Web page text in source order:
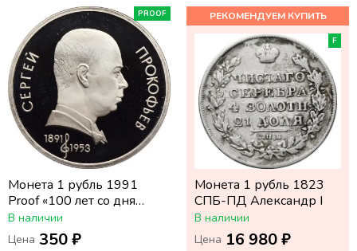
PROOF
Монета 1 рубль 1991
Proof «100 лет со дня
рождения С.С.
Прокофьева» капсула
В наличии
Цена 350 ₽
F
Монета 1 рубль 1823
СПБ-ПД Александр I
В наличии
Цена 16 980 ₽